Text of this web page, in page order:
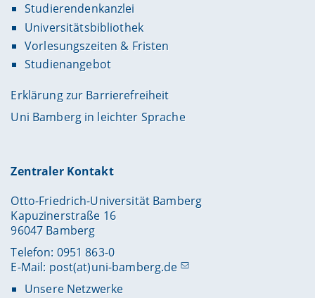
Studierendenkanzlei
Universitätsbibliothek
Vorlesungszeiten & Fristen
Studienangebot
Erklärung zur Barrierefreiheit
Uni Bamberg in leichter Sprache
Zentraler Kontakt
Otto-Friedrich-Universität Bamberg
Kapuzinerstraße 16
96047 Bamberg
Telefon: 0951 863-0
E-Mail: post(at)uni-bamberg.de
Unsere Netzwerke